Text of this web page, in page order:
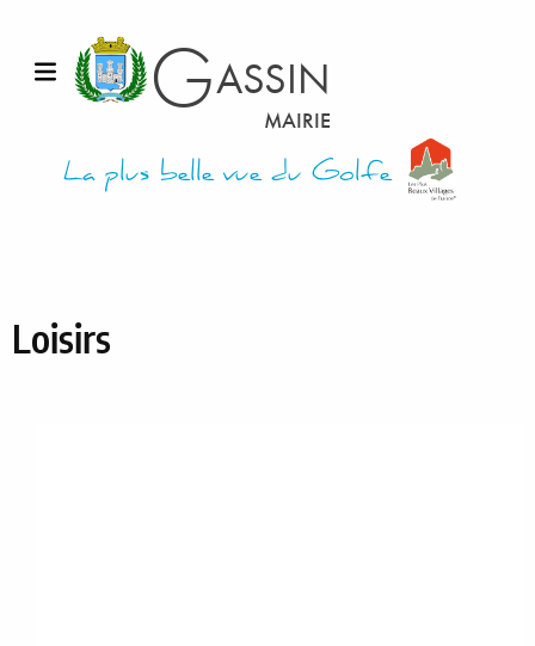
Ouvrir le menuGASSIN
MAIRIE
La plus belle vue du Golfe
Loisirs